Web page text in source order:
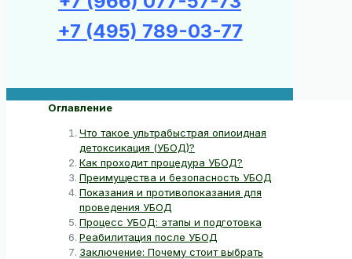
+7 (495) 789-03-77
Оглавление
Что такое ультрабыстрая опиоидная
детоксикация (УБОД)?
Как проходит процедура УБОД?
Преимущества и безопасность УБОД
Показания и противопоказания для
проведения УБОД
Процесс УБОД: этапы и подготовка
Реабилитация после УБОД
Заключение: Почему стоит выбрать